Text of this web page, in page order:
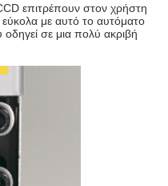
επιτρέπουν στον χρήστη
εύκολα με αυτό το αυτόματο
σε μια πολύ ακριβή